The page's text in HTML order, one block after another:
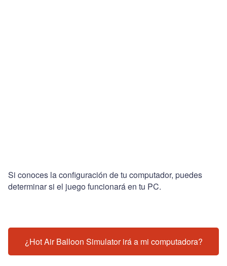
Si conoces la configuración de tu computador, puedes
determinar si el juego funcionará en tu PC.
¿Hot Air Balloon Simulator irá a mi computadora?